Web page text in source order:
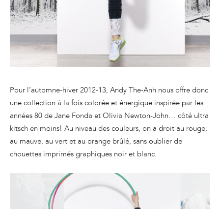
Pour l’automne-hiver 2012-13, Andy The-Anh nous offre donc
une collection à la fois colorée et énergique inspirée par les
années 80 de Jane Fonda et Olivia Newton-John… côté ultra
kitsch en moins! Au niveau des couleurs, on a droit au rouge,
au mauve, au vert et au orange brûlé, sans oublier de
chouettes imprimés graphiques noir et blanc.